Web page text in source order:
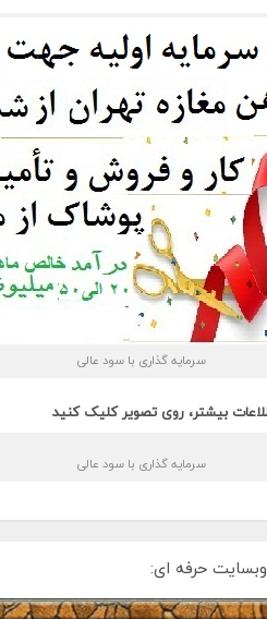
سرمایه گذاری با سود عالی
بیشتر، روی تصویر کلیک کنید
سرمایه گذاری با سود عالی
حرفه ای: